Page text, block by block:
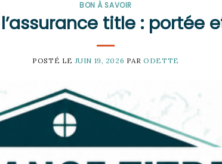
BON À SAVOIR
title : portée
POSTÉ LE JUIN 19, 2026 PARODETTE